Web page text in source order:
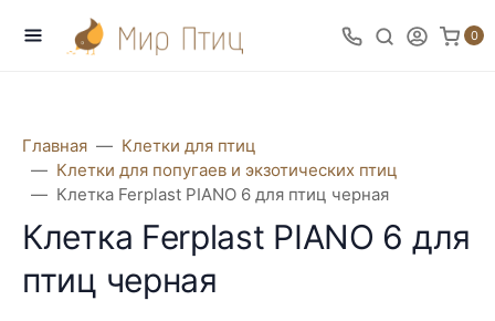
0
Главная
Клетки для птиц
Клетки для попугаев и экзотических птиц
Клетка Ferplast PIANO 6 для птиц черная
Клетка Ferplast PIANO 6 для
птиц черная